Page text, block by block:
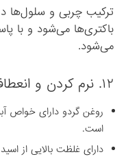
ترکیب چربی و سلول‌ها
باکتری‌ها می‌شود و با
می‌شود.
۱۲. نرم کردن و انعطاف‌پذیر کردن پوست
روغن گردو دارای خواص
است.
دارای غلظت بالایی از